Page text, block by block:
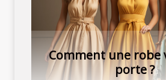
Comment une robe
porte ?